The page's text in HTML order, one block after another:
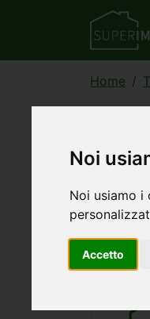
Noi
Noi usiamo i
Accetto
Home
6181